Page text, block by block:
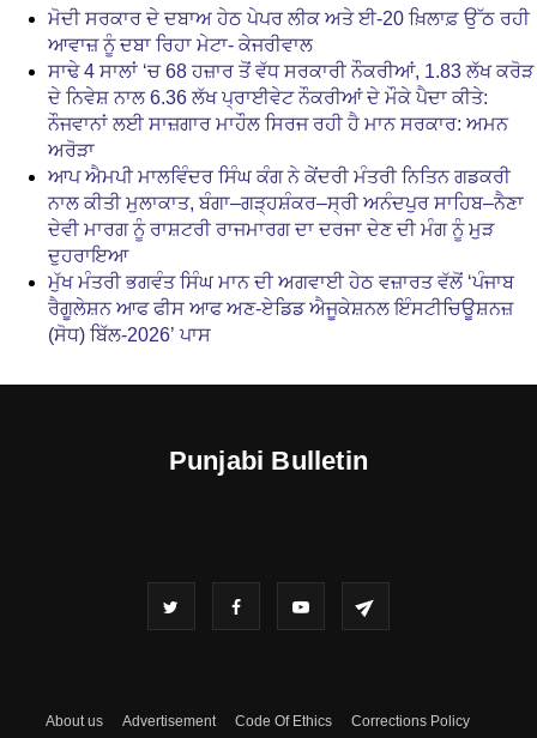
ਮੋਦੀ ਸਰਕਾਰ ਦੇ ਦਬਾਅ ਹੇਠ ਪੇਪਰ ਲੀਕ ਅਤੇ ਈ-20 ਖ਼ਿਲਾਫ਼ ਉੱਠ ਰਹੀ
ਆਵਾਜ਼ ਨੂੰ ਦਬਾ ਰਿਹਾ ਮੇਟਾ- ਕੇਜਰੀਵਾਲ
ਸਾਢੇ 4 ਸਾਲਾਂ ‘ਚ 68 ਹਜ਼ਾਰ ਤੋਂ ਵੱਧ ਸਰਕਾਰੀ ਨੌਕਰੀਆਂ, 1.83 ਲੱਖ ਕਰੋੜ
ਦੇ ਨਿਵੇਸ਼ ਨਾਲ 6.36 ਲੱਖ ਪ੍ਰਾਈਵੇਟ ਨੌਕਰੀਆਂ ਦੇ ਮੌਕੇ ਪੈਦਾ ਕੀਤੇ:
ਨੌਜਵਾਨਾਂ ਲਈ ਸਾਜ਼ਗਾਰ ਮਾਹੌਲ ਸਿਰਜ ਰਹੀ ਹੈ ਮਾਨ ਸਰਕਾਰ: ਅਮਨ
ਅਰੋੜਾ
ਆਪ ਐਮਪੀ ਮਾਲਵਿੰਦਰ ਸਿੰਘ ਕੰਗ ਨੇ ਕੇਂਦਰੀ ਮੰਤਰੀ ਨਿਤਿਨ ਗਡਕਰੀ
ਨਾਲ ਕੀਤੀ ਮੁਲਾਕਾਤ, ਬੰਗਾ–ਗੜ੍ਹਸ਼ੰਕਰ–ਸ੍ਰੀ ਅਨੰਦਪੁਰ ਸਾਹਿਬ–ਨੈਣਾ
ਦੇਵੀ ਮਾਰਗ ਨੂੰ ਰਾਸ਼ਟਰੀ ਰਾਜਮਾਰਗ ਦਾ ਦਰਜਾ ਦੇਣ ਦੀ ਮੰਗ ਨੂੰ ਮੁੜ
ਦੁਹਰਾਇਆ
ਮੁੱਖ ਮੰਤਰੀ ਭਗਵੰਤ ਸਿੰਘ ਮਾਨ ਦੀ ਅਗਵਾਈ ਹੇਠ ਵਜ਼ਾਰਤ ਵੱਲੋਂ ‘ਪੰਜਾਬ
ਰੈਗੂਲੇਸ਼ਨ ਆਫ ਫੀਸ ਆਫ ਅਣ-ਏਡਿਡ ਐਜੂਕੇਸ਼ਨਲ ਇੰਸਟੀਚਿਊਸ਼ਨਜ਼
(ਸੋਧ) ਬਿੱਲ-2026’ ਪਾਸ
Punjabi Bulletin
About us Advertisement Code Of Ethics Corrections Policy